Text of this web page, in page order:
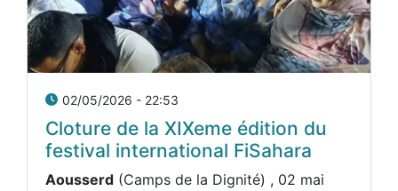
02/05/2026 - 22:53
Cloture de la XIXeme édition du
festival international FiSahara
Aousserd (Camps de la Dignité) , 02 mai